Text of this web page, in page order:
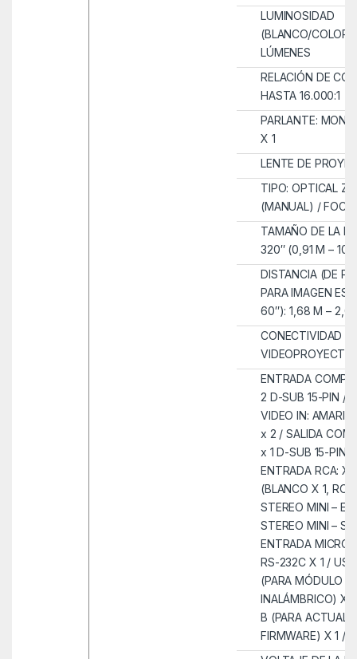
LUMINOSIDAD
(BLANCO/
LÚMENES
RELACIÓN DE
HASTA 16.000:1
PARLANTE:
X 1
LENTE DE
TIPO: OPTICAL
(MANUAL) /
TAMAÑO DE LA
320″ (0,91 M –
DISTANCIA (DE
PARA IMAGEN
60″): 1,68 M –
CONECTIVIDAD
ENTRADA
2 D-SUB 15-PIN / 1
VIDEO IN:
x 2 / SALIDA
x 1 D-SUB 15-PIN /
ENTRADA RCA: X
(BLANCO X 1,
STEREO MINI –
STEREO MINI –
ENTRADA
RS-232C X 1 /
(PARA MÓDULO
INALÁMBRICO) X
B (PARA
FIRMWARE) X 1 /